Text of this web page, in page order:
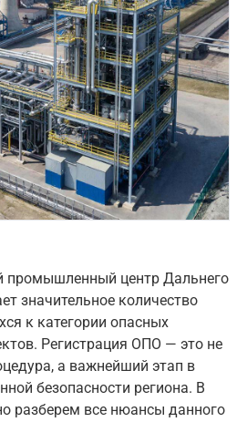
промышленный центр Дальнего
значительное количество
к категории опасных
Регистрация ОПО — это не
а важнейший этап в
безопасности региона. В
разберем все нюансы данного